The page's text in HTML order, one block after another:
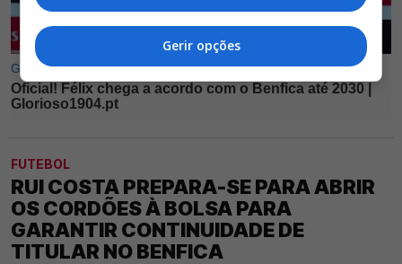
FUTEBOL
RUI COSTA PREPARA-SE PARA ABRIR
OS CORDÕES À BOLSA PARA
GARANTIR CONTINUIDADE DE
TITULAR NO BENFICA
Gerir opções